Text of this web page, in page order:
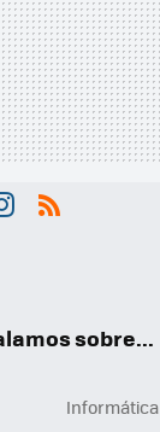
sobre...
Informática